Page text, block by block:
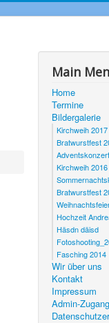
Main
Home
Termine
Bildergalerie
Kirchweih 2017
Bratwurstfest
Kirchweih 2016
Bratwurstfest
Hochzeit
Häsdn däisd
Fasching 2014
Wir über uns
Kontakt
Impressum
Admin-Zugang